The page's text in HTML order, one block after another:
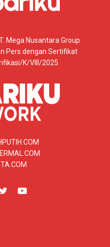
Mega Nusantara Group
Pers dengan Sertifikat
K/VIII/2025